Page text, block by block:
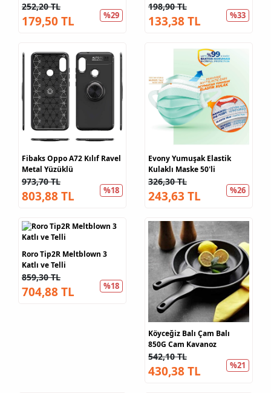
252,20 TL
%29
179,50 TL
198,90 TL
%33
133,38 TL
Fibaks Oppo A72 Kılıf Ravel
Metal Yüzüklü
973,70 TL
%18
803,88 TL
Evony Yumuşak Elastik
Kulaklı Maske 50'li
326,30 TL
%26
243,63 TL
Roro Tip2R Meltblown 3
Katlı ve Telli
859,30 TL
%18
704,88 TL
Köyceğiz Balı Çam Balı
850G Cam Kavanoz
542,10 TL
%21
430,38 TL